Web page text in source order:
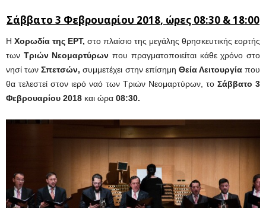
Σάββατο 3 Φεβρουαρίου 2018, ώρες 08:30 & 18:00
Η Χορωδία της ΕΡΤ, στο πλαίσιο της μεγάλης θρησκευτικής εορτής
των Τριών Νεομαρτύρων που πραγματοποιείται κάθε χρόνο στο
νησί τωνΣπετσών, συμμετέχει στην επίσημη Θεία Λειτουργίαπου
θα τελεστεί στον ιερό ναό των Τριών Νεομαρτύρων, το Σάββατο 3
Φεβρουαρίου 2018 και ώρα 08:30.